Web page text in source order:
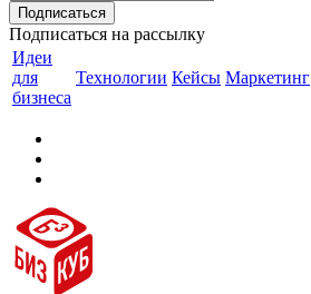
Подписаться на рассылку
Идеи
для
бизнеса
Технологии Кейсы Маркетинг